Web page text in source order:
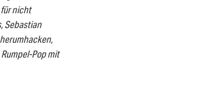
nicht
Sebastian
Pop mit